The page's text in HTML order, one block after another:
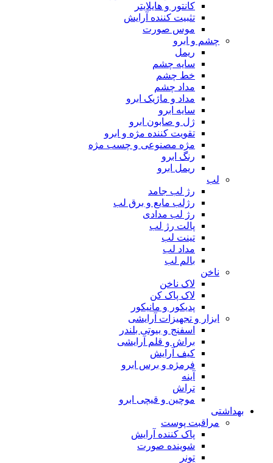
کانتور و هایلایتر
تثبیت کننده آرایش
موس صورت
چشم و ابرو
ریمل
سایه چشم
خط چشم
مداد چشم
مداد و ماژیک ابرو
سایه ابرو
ژل و صابون ابرو
تقویت کننده مژه و ابرو
مژه مصنوعی و چسب مژه
رنگ ابرو
ریمل ابرو
لب
رژ لب جامد
رژلب مایع و برق لب
رژ لب مدادی
پالت رژ لب
تینت لب
مداد لب
بالم لب
ناخن
لاک ناخن
لاک پاک کن
پدیکور و مانیکور
ابزار و تجهیزات آرایشی
اسفنج و بیوتی بلندر
براش و قلم آرایشی
کیف آرایش
فرمژه و برس ابرو
آینه
تراش
موچین و قیچی ابرو
بهداشتی
مراقبت پوست
پاک کننده آرایش
شوینده صورت
تونر